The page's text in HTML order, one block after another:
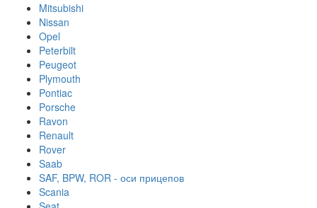
Mitsubishi
Nissan
Opel
Peterbilt
Peugeot
Plymouth
Pontiac
Porsche
Ravon
Renault
Rover
Saab
SAF, BPW, ROR - оси прицепов
Scania